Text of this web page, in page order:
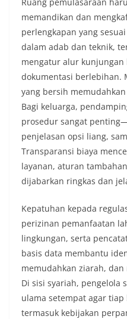
memandikan dan
perlengkapan yang
dalam adab dan teknik,
mengatur alur
dokumentasi berlebihan.
yang bersih
Bagi keluarga,
prosedur sangat
penjelasan opsi liang,
Transparansi biaya
layanan, aturan
dijabarkan ringkas dan
Kepatuhan kepada
perizinan pemanfaatan
lingkungan, serta
basis data membantu
memudahkan ziarah,
Di sisi syariah, pengelola
ulama setempat agar
termasuk kebijakan